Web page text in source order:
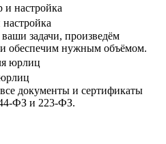
задачи, произведём
обеспечим нужным объёмом.
документы и сертификаты
ФЗ и 223-ФЗ.